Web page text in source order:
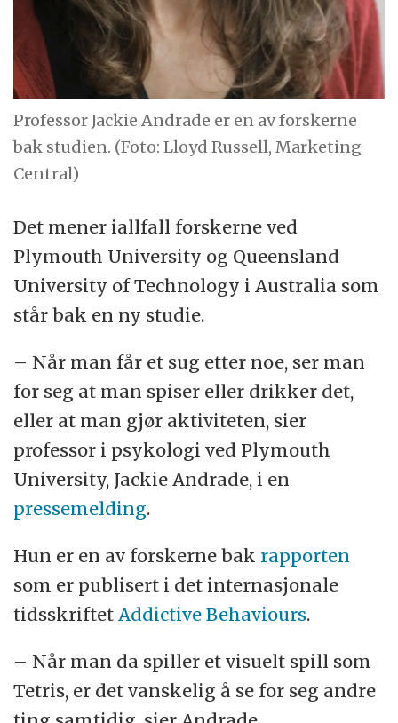
Professor Jackie Andrade er en av forskerne
bak studien. (Foto: Lloyd Russell, Marketing
Central)
Det mener iallfall forskerne ved
Plymouth University og Queensland
University of Technology i Australia som
står bak en ny studie.
– Når man får et sug etter noe, ser man
for seg at man spiser eller drikker det,
eller at man gjør aktiviteten, sier
professor i psykologi ved Plymouth
University, Jackie Andrade, i en
pressemelding.
Hun er en av forskerne bak rapporten
som er publisert i det internasjonale
tidsskriftet Addictive Behaviours.
– Når man da spiller et visuelt spill som
Tetris, er det vanskelig å se for seg andre